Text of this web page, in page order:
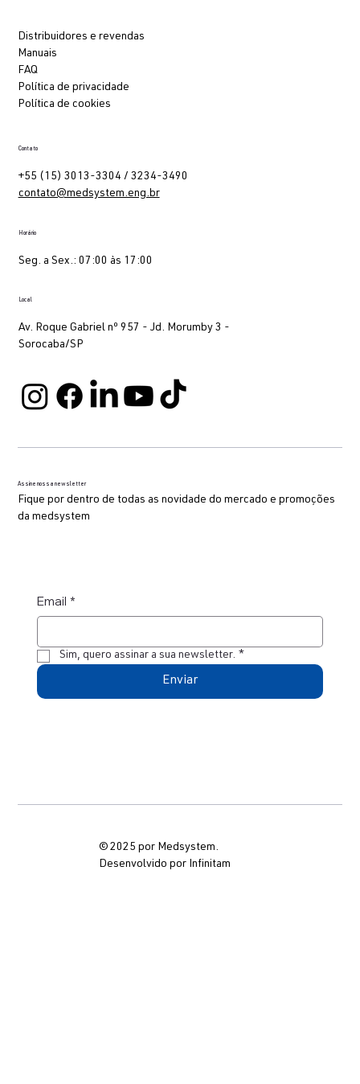
Distribuidores e revendas
Manuais
FAQ
Política de privacidade
Política de cookies
Contato
+55 (15) 3013-3304 / 3234-3490
contato@medsystem.eng.br
Horário
Seg. a Sex.: 07:00 às 17:00
Local
Av. Roque Gabriel nº 957 - Jd. Morumby 3 -
Sorocaba/SP
Assine nossa newsletter
Fique por dentro de todas as novidade do mercado e promoções
da medsystem
Email *
Sim, quero assinar a sua newsletter. *
Enviar
© 2025 por Medsystem.
Desenvolvido por Infinitam